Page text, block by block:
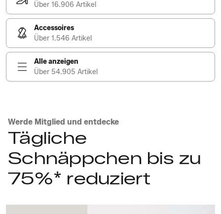
Über 16.906 Artikel
Accessoires
Über 1.546 Artikel
Alle anzeigen
Über 54.905 Artikel
Werde Mitglied und entdecke
Tägliche
Schnäppchen bis zu
75%* reduziert